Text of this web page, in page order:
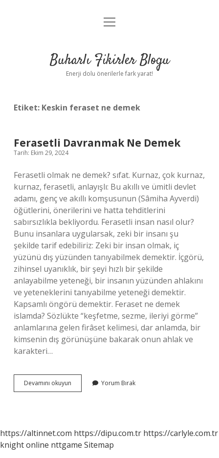
Anasayfa
Yasal Uyarı
menüyü
Buharlı Fikirler Blogu
Enerji dolu önerilerle fark yarat!
Etiket: Keskin feraset ne demek
Ferasetli Davranmak Ne Demek
Tarih: Ekim 29, 2024
Ferasetli olmak ne demek? sıfat. Kurnaz, çok kurnaz,
kurnaz, ferasetli, anlayışlı: Bu akıllı ve ümitli devlet
adamı, genç ve akıllı komşusunun (Sâmiha Ayverdi)
öğütlerini, önerilerini ve hatta tehditlerini
sabırsızlıkla bekliyordu. Ferasetli insan nasıl olur?
Bunu insanlara uygularsak, zeki bir insanı şu
şekilde tarif edebiliriz: Zeki bir insan olmak, iç
yüzünü dış yüzünden tanıyabilmek demektir. İçgörü,
zihinsel uyanıklık, bir şeyi hızlı bir şekilde
anlayabilme yeteneği, bir insanın yüzünden ahlakını
ve yeteneklerini tanıyabilme yeteneği demektir.
Kapsamlı öngörü demektir. Feraset ne demek
islamda? Sözlükte “keşfetme, sezme, ileriyi görme”
anlamlarına gelen firâset kelimesi, dar anlamda, bir
kimsenin dış görünüşüne bakarak onun ahlak ve
karakteri…
Devamını okuyun Ferasetli
Davranmak
Yorum Bırak
https://altinnet.com https://dipu.com.tr https://carlyle.com.tr
knight online nttgame Sitemap